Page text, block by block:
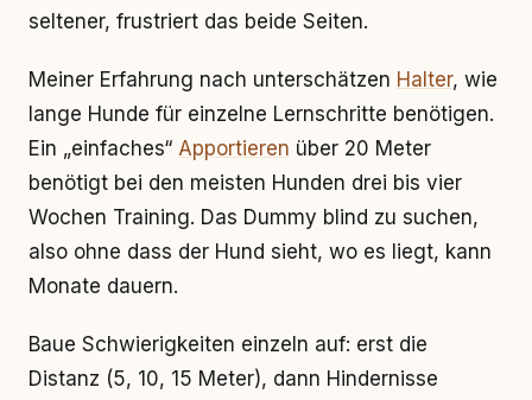
seltener, frustriert das beide Seiten.
Meiner Erfahrung nach unterschätzen Halter, wie
lange Hunde für einzelne Lernschritte benötigen.
Ein „einfaches“ Apportieren über 20 Meter
benötigt bei den meisten Hunden drei bis vier
Wochen Training. Das Dummy blind zu suchen,
also ohne dass der Hund sieht, wo es liegt, kann
Monate dauern.
Baue Schwierigkeiten einzeln auf: erst die
Distanz (5, 10, 15 Meter), dann Hindernisse